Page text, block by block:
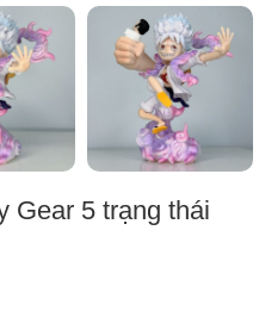
Gear 5 trạng thái